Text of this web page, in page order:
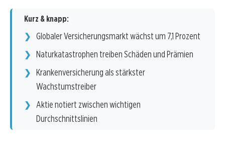
Kurz & knapp:
Globaler Versicherungsmarkt wächst um 7,1 Prozent
Naturkatastrophen treiben Schäden und Prämien
Krankenversicherung als stärkster
Wachstumstreiber
Aktie notiert zwischen wichtigen
Durchschnittslinien